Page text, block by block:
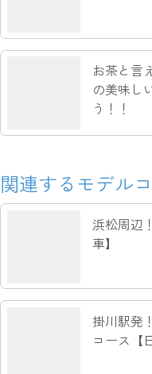
お茶と言
の美味し
う！！
関連するモデル
浜松周辺
車】
掛川駅発
コース【